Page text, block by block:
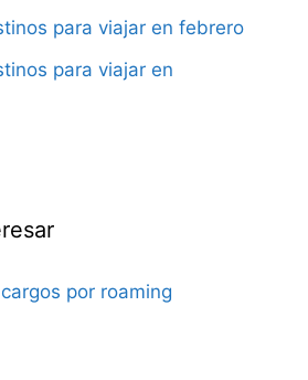
para viajar en febrero
para viajar en
por roaming